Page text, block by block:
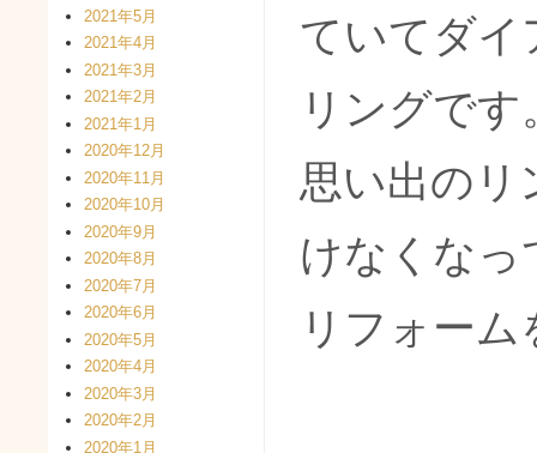
ていてダイ
リングです
思い出のリ
けなくなっ
リフォー
2021年5月
2021年4月
2021年3月
2021年2月
2021年1月
2020年12月
2020年11月
2020年10月
2020年9月
2020年8月
2020年7月
2020年6月
2020年5月
2020年4月
2020年3月
2020年2月
2020年1月